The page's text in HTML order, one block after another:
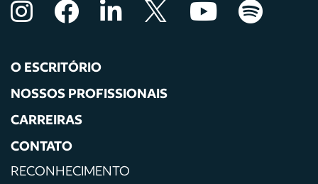
O ESCRITÓRIO
NOSSOS PROFISSIONAIS
CARREIRAS
CONTATO
RECONHECIMENTO